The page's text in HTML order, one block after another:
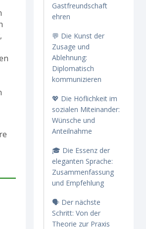
Gastfreundschaft
ehren
💬 Die Kunst der
Zusage und
Ablehnung:
Diplomatisch
kommunizieren
💖 Die Höflichkeit im
sozialen Miteinander:
Wünsche und
Anteilnahme
🎓 Die Essenz der
eleganten Sprache:
Zusammenfassung
und Empfehlung
🗣️ Der nächste
Schritt: Von der
Theorie zur Praxis